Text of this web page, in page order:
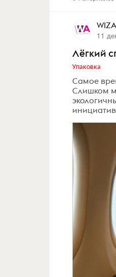
11
​Лёгкий
Упаковка
Самое
Слишком